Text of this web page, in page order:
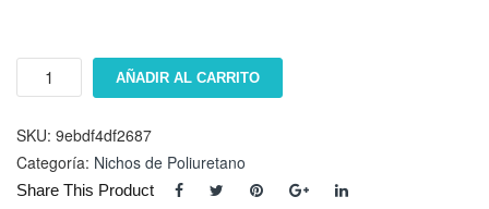
Nicho
cantidad
AÑADIR AL CARRITO
SKU: 9ebdf4df2687
Categoría: Nichos de Poliuretano
Share This Product